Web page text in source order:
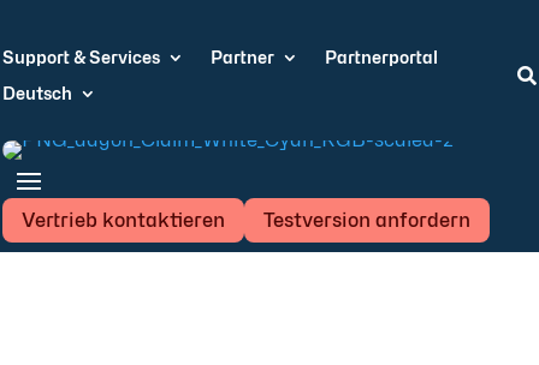
Support & Services Partner
Partnerportal
Deutsch

Vertrieb kontaktieren Testversion anfordern